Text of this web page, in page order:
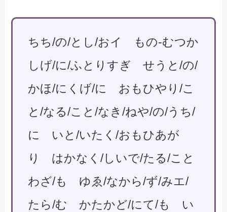
ちち/の/とし/おイ もの-むつか
しげ/に/ふとりすぎ せうと/の/
かほ/にくげ/に おもひやり/こ
と/なる/こと/なき/ねや/の/うち/
に いと/いたく/おもひあが
り はかなく/しいで/たる/こと
わざ/も ゆゑ/なから/ず/みエ/
たら/む かたかど/にて/も い